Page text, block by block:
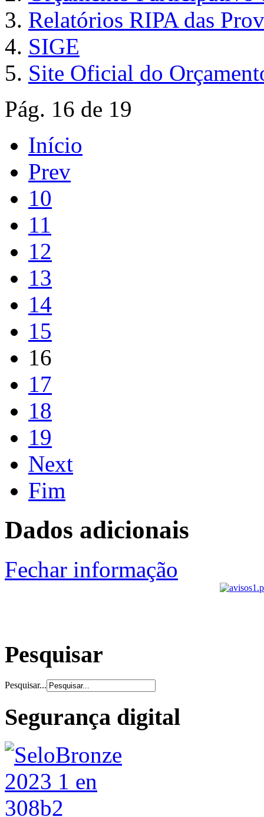
Relatórios RIPA das
SIGE
Site Oficial do
Pág. 16 de 19
Início
Prev
10
11
12
13
14
15
16
17
18
19
Next
Fim
Dados adicionais
Fechar informação
Pesquisar
Pesquisar...
Segurança digital